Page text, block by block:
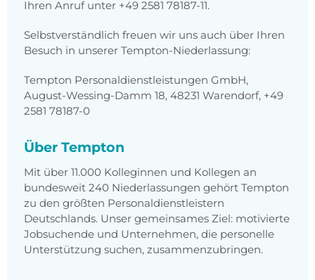
Ihren Anruf unter +49 2581 78187-11.
Selbstverständlich freuen wir uns auch über Ihren
Besuch in unserer Tempton-Niederlassung:
Tempton Personaldienstleistungen GmbH,
August-Wessing-Damm 18, 48231 Warendorf, +49
2581 78187-0
Über Tempton
Mit über 11.000 Kolleginnen und Kollegen an
bundesweit 240 Niederlassungen gehört Tempton
zu den größten Personaldienstleistern
Deutschlands. Unser gemeinsames Ziel: motivierte
Jobsuchende und Unternehmen, die personelle
Unterstützung suchen, zusammenzubringen.